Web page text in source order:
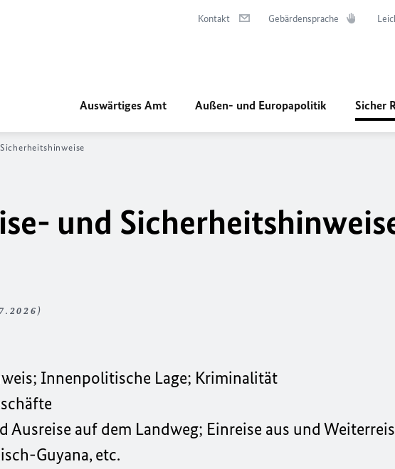
Kontakt Gebärdensprache
Auswärtiges Amt Außen- und Europapolitik Sicher
und
Innenpolitische Lage; Kriminalität
Ausreise auf dem Landweg; Einreise aus und
Guyana, etc.